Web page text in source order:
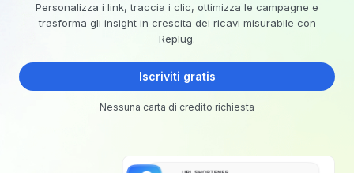
Personalizza i link, traccia i clic, ottimizza le campagne e
trasforma gli insight in crescita dei ricavi misurabile con
Replug.
Iscriviti gratis
Nessuna carta di credito richiesta